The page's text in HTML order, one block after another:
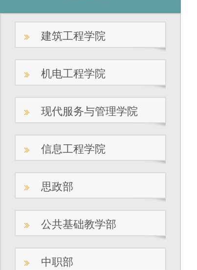
建筑工程学院
机电工程学院
现代服务与管理学院
信息工程学院
思政部
公共基础教学部
中职部